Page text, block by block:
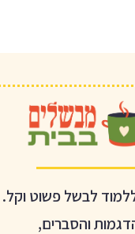
לבשל פשוט וקל.
והסברים,